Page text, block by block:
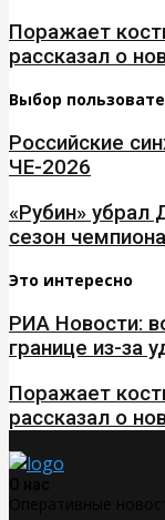
Поражает
рассказал о
Выбор
Российские
ЧЕ-2026
«Рубин» убрал
сезон
Это интересно
РИА Новости:
границе из-за
Поражает
рассказал о